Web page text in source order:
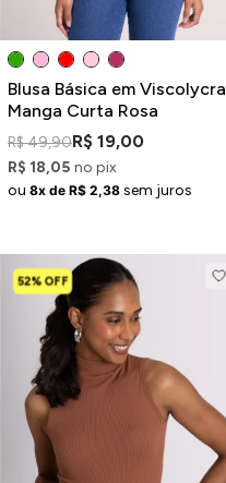
Blusa Básica em Viscolycra
Manga Curta Rosa
R$ 49,90R$ 19,00
R$ 18,05 no pix
ou 8x de R$ 2,38 sem juros
52% OFF